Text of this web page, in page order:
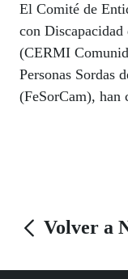
El Comité de
con
(CERMI
Personas Sordas
(FeSorCam), han
capital.Volver a